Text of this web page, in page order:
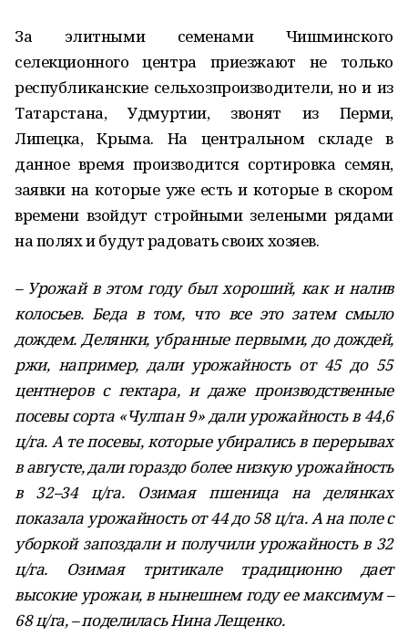
За элитными семенами Чишминского
селекционного центра приезжают не только
республиканские сельхозпроизводители, но и из
Татарстана, Удмуртии, звонят из Перми,
Липецка, Крыма. На центральном складе в
данное время производится сортировка семян,
заявки на которые уже есть и которые в скором
времени взойдут стройными зелеными рядами
на полях и будут радовать своих хозяев.
– Урожай в этом году был хороший, как и налив
колосьев. Беда в том, что все это затем смыло
дождем. Делянки, убранные первыми, до дождей,
ржи, например, дали урожайность от 45 до 55
центнеров с гектара, и даже производственные
посевы сорта «Чулпан 9» дали урожайность в 44,6
ц/га. А те посевы, которые убирались в перерывах
в августе, дали гораздо более низкую урожайность
в 32–34 ц/га. Озимая пшеница на делянках
показала урожайность от 44 до 58 ц/га. А на поле с
уборкой запоздали и получили урожайность в 32
ц/га. Озимая тритикале традиционно дает
высокие урожаи, в нынешнем году ее максимум –
68 ц/га, – поделилась Нина Лещенко.